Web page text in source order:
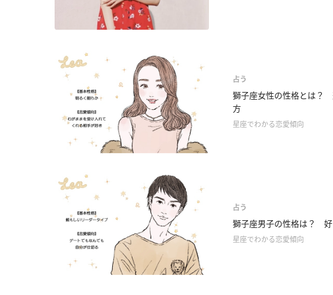
占う
獅子座女性の性格とは？
方
星座でわかる恋愛傾向
占う
獅子座男子の性格は？ 好
星座でわかる恋愛傾向